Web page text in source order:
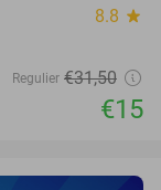
8.8 star
Regulier €31,50
€15